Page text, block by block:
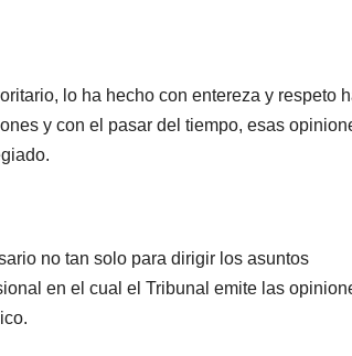
lo ha hecho con entereza y respeto
y con el pasar del tiempo, esas
no tan solo para dirigir los asuntos
en el cual el Tribunal emite las